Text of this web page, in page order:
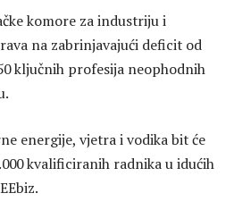
komore za industriju i
na zabrinjavajući deficit od
ključnih profesija neophodnih
energije, vjetra i vodika bit će
kvalificiranih radnika u idućih